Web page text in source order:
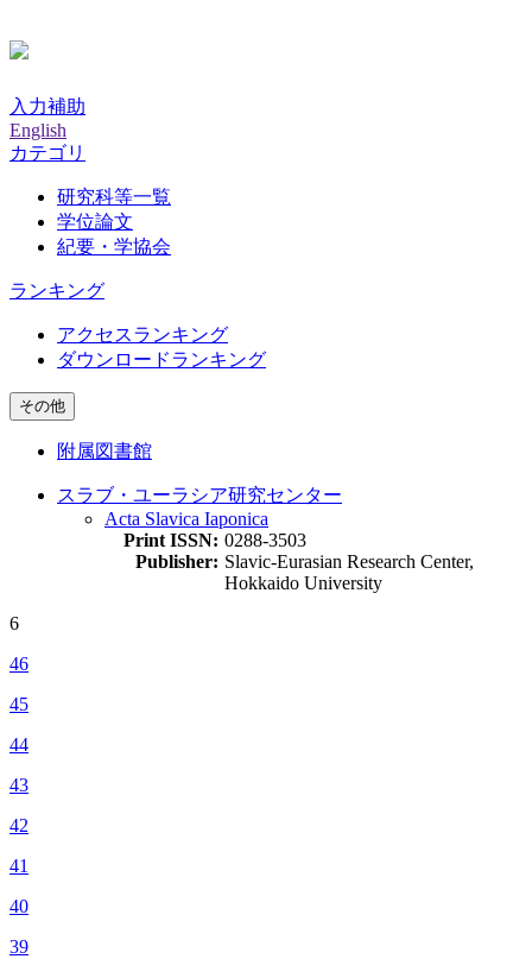
入力補助
English
カテゴリ
研究科等一覧
学位論文
紀要・学協会
ランキング
アクセスランキング
ダウンロードランキング
その他
附属図書館
スラブ・ユーラシア研究センター
Acta Slavica Iaponica
Print ISSN: 0288-3503
Publisher: Slavic-Eurasian Research Center,
Hokkaido University
6
46
45
44
43
42
41
40
39